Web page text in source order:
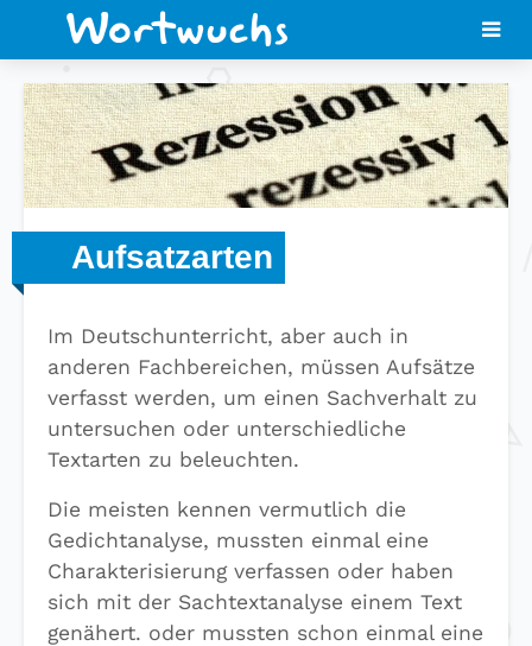
Aufsatzarten
Im Deutschunterricht, aber auch in
anderen Fachbereichen, müssen Aufsätze
verfasst werden, um einen Sachverhalt zu
untersuchen oder unterschiedliche
Textarten zu beleuchten.
Die meisten kennen vermutlich die
Gedichtanalyse, mussten einmal eine
Charakterisierung verfassen oder haben
sich mit der Sachtextanalyse einem Text
genähert. oder mussten schon einmal eine